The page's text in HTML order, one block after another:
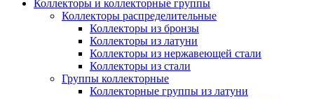
Коллекторы и коллекторные группы
Коллекторы распределительные
Коллекторы из бронзы
Коллекторы из латуни
Коллекторы из нержавеющей стали
Коллекторы из стали
Группы коллекторные
Коллекторные группы из латуни